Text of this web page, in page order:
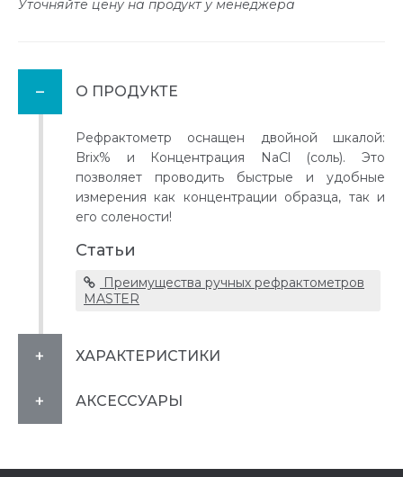
Уточняйте цену на продукт у менеджера
О ПРОДУКТЕ
Рефрактометр оснащен двойной шкалой:
Brix% и Концентрация NaCl (соль). Это
позволяет проводить быстрые и удобные
измерения как концентрации образца, так и
его солености!
Статьи
Преимущества ручных рефрактометров
MASTER
ХАРАКТЕРИСТИКИ
АКСЕССУАРЫ